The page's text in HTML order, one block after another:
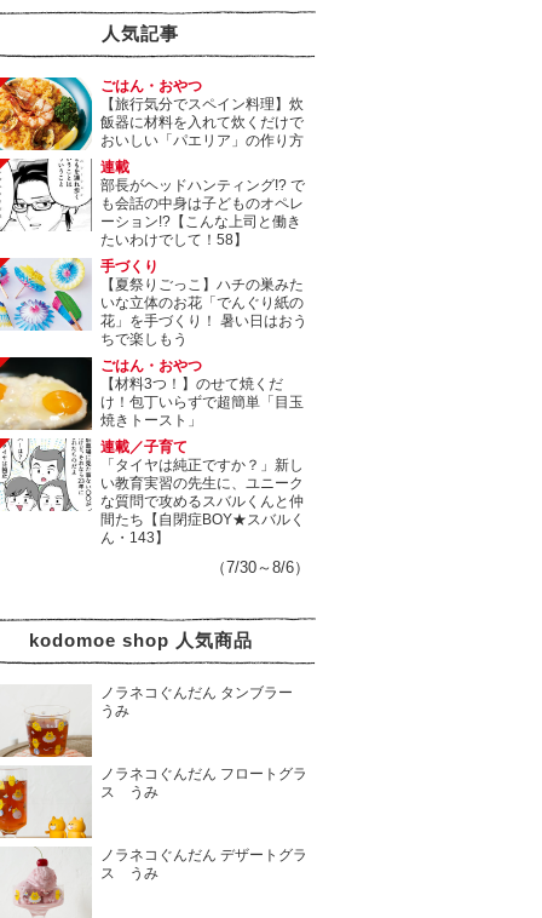
人気記事
ごはん・おやつ
【旅行気分でスペイン料理】炊
飯器に材料を入れて炊くだけで
おいしい「パエリア」の作り方
連載
部長がヘッドハンティング!? で
も会話の中身は子どものオペレ
ーション!?【こんな上司と働き
たいわけでして！58】
手づくり
【夏祭りごっこ】ハチの巣みた
いな立体のお花「でんぐり紙の
花」を手づくり！ 暑い日はおう
ちで楽しもう
ごはん・おやつ
【材料3つ！】のせて焼くだ
け！包丁いらずで超簡単「目玉
焼きトースト」
連載／子育て
「タイヤは純正ですか？」新し
い教育実習の先生に、ユニーク
な質問で攻めるスバルくんと仲
間たち【自閉症BOY★スバルく
ん・143】
（7/30～8/6）
kodomoe shop 人気商品
ノラネコぐんだん タンブラー
うみ
ノラネコぐんだん フロートグラ
ス うみ
ノラネコぐんだん デザートグラ
ス うみ